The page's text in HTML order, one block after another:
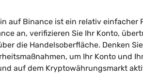
auf Binance ist ein relativ
an, verifizieren Sie Ihr Konto,
die Handelsoberfläche. Denken
um Ihr Konto und
auf dem Kryptowährungsmarkt